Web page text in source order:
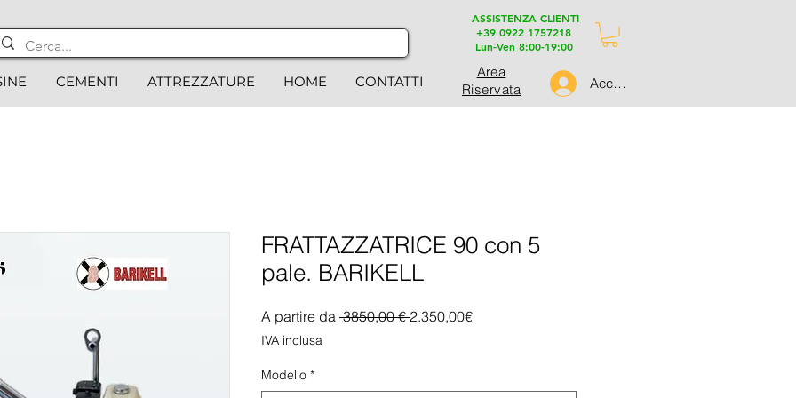
CEMENTI ATTREZZATURE HOME CONTATTI
ASSISTENZA CLIENTI
+39 0922 1757218
Lun-Ven 8:00-19:00
Area
Riservata
Accedi
FRATTAZZATRICE 90 con 5
pale. BARIKELL
A partire da 3850,00 € Prezzo
2.350,00€Prezzo
IVA inclusa
Modello *